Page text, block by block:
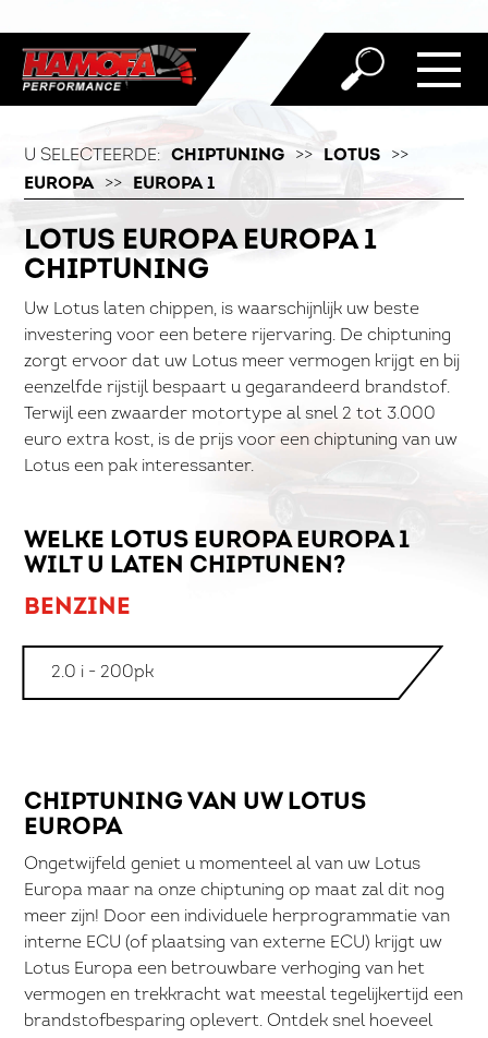
U SELECTEERDE: CHIPTUNING >> LOTUS
>>
EUROPA
>> EUROPA 1
LOTUS EUROPA EUROPA 1
CHIPTUNING
Uw Lotus laten chippen, is waarschijnlijk uw beste
investering voor een betere rijervaring. De chiptuning
zorgt ervoor dat uw Lotus meer vermogen krijgt en bij
eenzelfde rijstijl bespaart u gegarandeerd brandstof.
Terwijl een zwaarder motortype al snel 2 tot 3.000
euro extra kost, is de prijs voor een chiptuning van uw
Lotus een pak interessanter.
WELKE LOTUS EUROPA EUROPA 1
WILT U LATEN CHIPTUNEN?
BENZINE
2.0 i - 200pk
CHIPTUNING VAN UW LOTUS
EUROPA
Ongetwijfeld geniet u momenteel al van uw Lotus
Europa maar na onze chiptuning op maat zal dit nog
meer zijn! Door een individuele herprogrammatie van
interne ECU (of plaatsing van externe ECU) krijgt uw
Lotus Europa een betrouwbare verhoging van het
vermogen en trekkracht wat meestal tegelijkertijd een
brandstofbesparing oplevert. Ontdek snel hoeveel